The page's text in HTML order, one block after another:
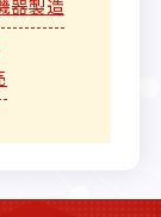
器製造